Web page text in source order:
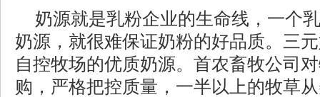
奶源就是乳粉企业的生命线，一个
奶源，就很难保证奶粉的好品质。三
自控牧场的优质奶源。首农畜牧公司
购，严格把控质量，一半以上的牧草